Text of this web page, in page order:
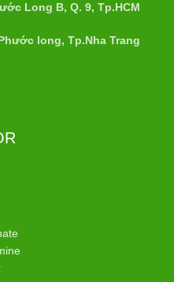
Long B, Q. 9, Tp.HCM
long, Tp.Nha Trang